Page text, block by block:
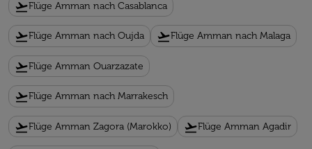
flight_takeoffFlüge Amman nach Casablanca
flight_takeoffFlüge Amman nach Oujda flight_takeoffFlüge Amman nach Malaga
flight_takeoffFlüge Amman Ouarzazate
flight_takeoffFlüge Amman nach Marrakesch
flight_takeoffFlüge Amman Zagora (Marokko) flight_takeoffFlüge Amman Agadir